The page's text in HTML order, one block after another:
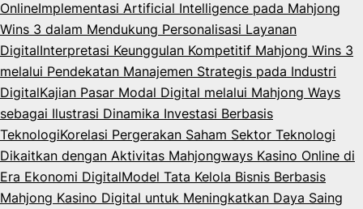
OnlineImplementasi Artificial Intelligence pada Mahjong
Wins 3 dalam Mendukung Personalisasi Layanan
DigitalInterpretasi Keunggulan Kompetitif Mahjong Wins 3
melalui Pendekatan Manajemen Strategis pada Industri
DigitalKajian Pasar Modal Digital melalui Mahjong Ways
sebagai Ilustrasi Dinamika Investasi Berbasis
TeknologiKorelasi Pergerakan Saham Sektor Teknologi
Dikaitkan dengan Aktivitas Mahjongways Kasino Online di
Era Ekonomi DigitalModel Tata Kelola Bisnis Berbasis
Mahjong Kasino Digital untuk Meningkatkan Daya Saing